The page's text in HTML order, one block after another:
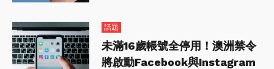
話題
未滿16歲帳號全停用！澳洲禁令
將啟動Facebook與Instagram